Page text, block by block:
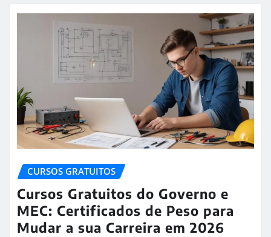
CURSOS GRATUITOS
Cursos Gratuitos do Governo e
MEC: Certificados de Peso para
Mudar a sua Carreira em 2026